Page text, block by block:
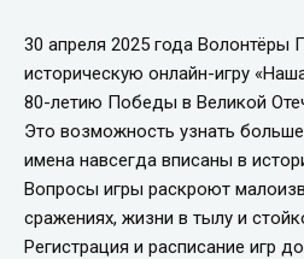
30 апреля 2025 года Волонтёры
историческую онлайн-игру
80-летию Победы в Великой
Это возможность узнать
имена навсегда вписаны в
Вопросы игры раскроют
сражениях, жизни в тылу и
Регистрация и расписание игр